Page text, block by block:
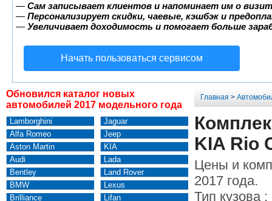
— Сам записывает клиентов и напоминает им о
— Персонализирует скидки, чаевые, кэшбэк и
— Увеличивает доходимость и помогает больше
Начать пользоваться сервисом
Обновился каталог новых
автомобилей 2017 модельного года
Lamborghini
Alfa Romeo
Aston Martin
Audi
Bentley
BMW
Brilliance
Jaguar
Jeep
KIA
Lada
Land Rover
Lexus
Lifan
Главная >
KIA Rio
Цены и
2017 года.
Тип кузова :